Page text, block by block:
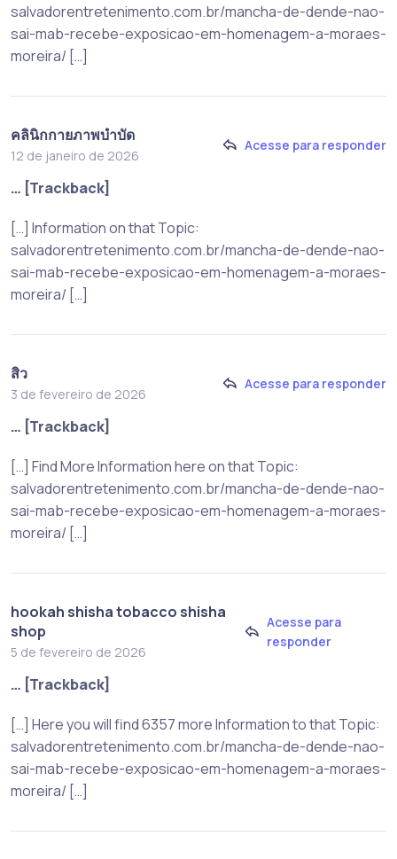
salvadorentretenimento.com.br/mancha-de-dende-nao-
sai-mab-recebe-exposicao-em-homenagem-a-moraes-
moreira/ […]
คลินิกกายภาพบำบัด
12 de janeiro de 2026
Acesse para responder
… [Trackback]
[…] Information on that Topic:
salvadorentretenimento.com.br/mancha-de-dende-nao-
sai-mab-recebe-exposicao-em-homenagem-a-moraes-
moreira/ […]
สิว
3 de fevereiro de 2026
Acesse para responder
… [Trackback]
[…] Find More Information here on that Topic:
salvadorentretenimento.com.br/mancha-de-dende-nao-
sai-mab-recebe-exposicao-em-homenagem-a-moraes-
moreira/ […]
hookah shisha tobacco shisha
shop
5 de fevereiro de 2026
Acesse para
responder
… [Trackback]
[…] Here you will find 6357 more Information to that Topic:
salvadorentretenimento.com.br/mancha-de-dende-nao-
sai-mab-recebe-exposicao-em-homenagem-a-moraes-
moreira/ […]